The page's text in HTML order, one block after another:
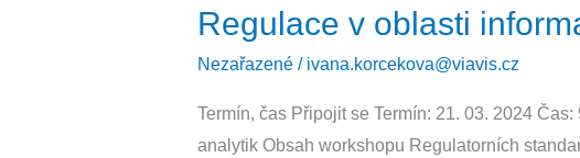
Regulace v oblasti
Nezařazené/ ivana.korcekova@viavis.cz
Termín, čas Připojit se Termín: 21. 03. 2024
analytik Obsah workshopu Regulatorních
a
její